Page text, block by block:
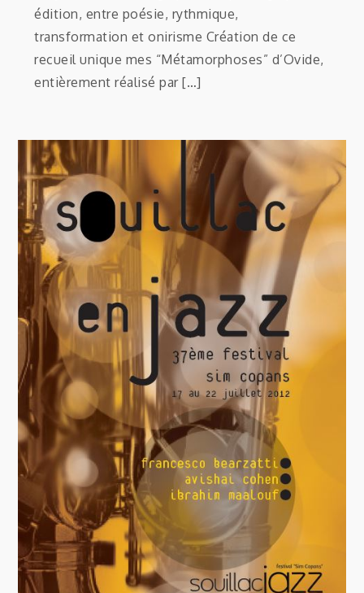
édition, entre poésie, rythmique,
transformation et onirisme Création de ce
recueil unique mes “Métamorphoses” d’Ovide,
entièrement réalisé par […]